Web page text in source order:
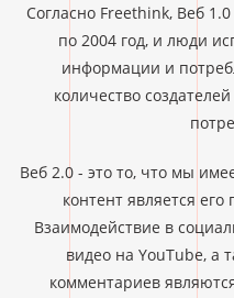
Согласно Freethink, Веб
по 2004 год, и люди
информации и
количество
Веб 2.0 - это то, что мы
контент является его
Взаимодействие в
видео на YouTube, а
комментариев